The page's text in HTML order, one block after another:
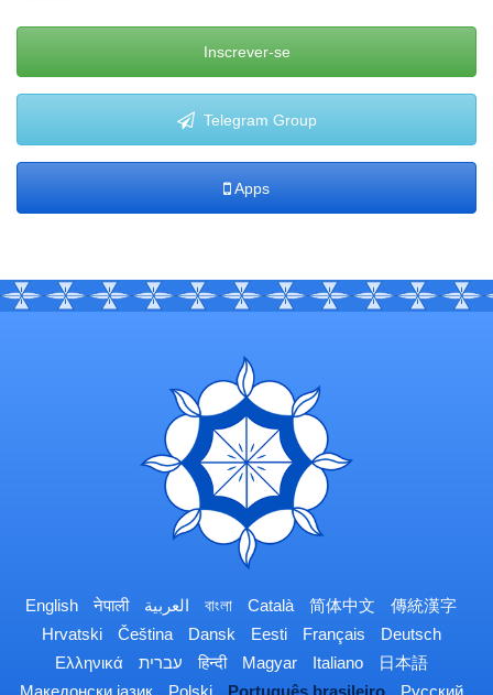
Inscrever-se
Telegram Group
Apps
English नेपाली العربية বাংলা Català 简体中文
傳統漢字
Hrvatski
Čeština Dansk Eesti Français
Deutsch
Ελληνικά
עברית हिन्दी Magyar Italiano
日本語
Македонски јазик
Polski Português brasileiro Русский